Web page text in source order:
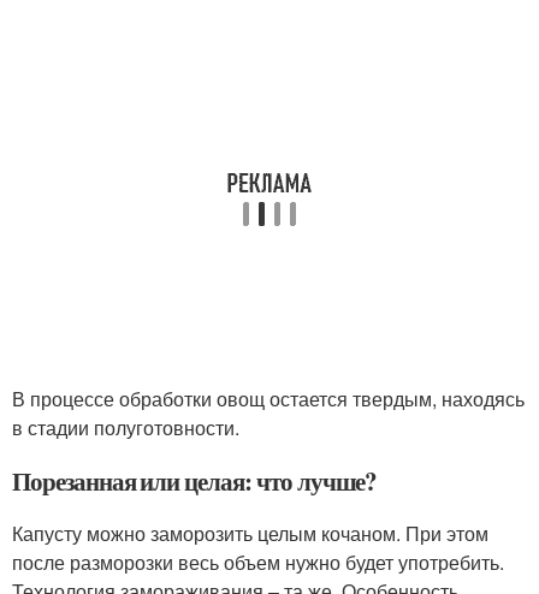
В процессе обработки овощ остается твердым, находясь
в стадии полуготовности.
Порезанная или целая: что лучше?
Капусту можно заморозить целым кочаном. При этом
после разморозки весь объем нужно будет употребить.